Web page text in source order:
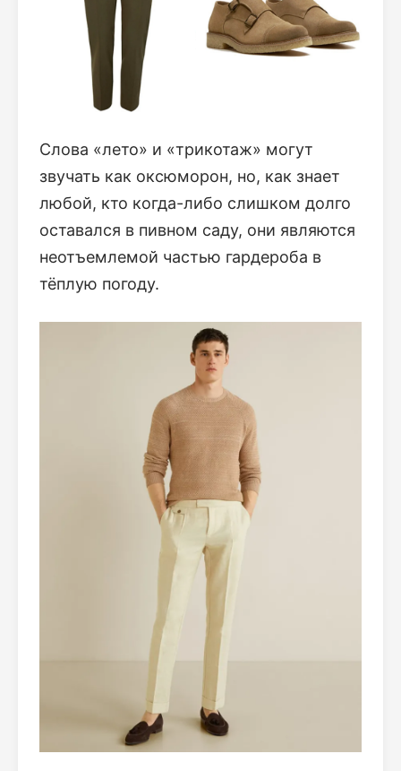
Слова «лето» и «трикотаж» могут
звучать как оксюморон, но, как знает
любой, кто когда-либо слишком долго
оставался в пивном саду, они являются
неотъемлемой частью гардероба в
тёплую погоду.